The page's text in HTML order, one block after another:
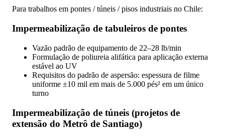
Para trabalhos em pontes / túneis / pisos industriais no Chile:
Impermeabilização de tabuleiros de pontes
Vazão padrão de equipamento de 22–28 lb/min
Formulação de poliureia alifática para aplicação externa
estável ao UV
Requisitos do padrão de aspersão: espessura de filme
uniforme ±10 mil em mais de 5.000 pés² em um único
turno
Impermeabilização de túneis (projetos de
extensão do Metrô de Santiago)